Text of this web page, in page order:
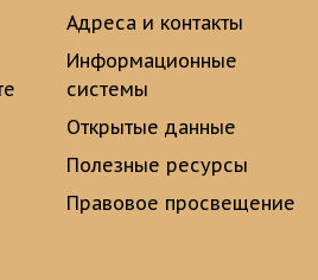
Адреса и контакты
Информационные
системы
Открытые данные
Полезные ресурсы
Правовое просвещение